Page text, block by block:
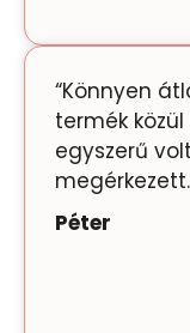
“Könnyen
termék
egyszerű
Péter